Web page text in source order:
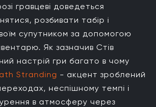
гравцеві доведеться
розбивати табір і
супутником за допомогою
Як зазначив Стів
настрій гри багато в чому
Stranding - акцент зроблений
неспішному темпі і
в атмосферу через